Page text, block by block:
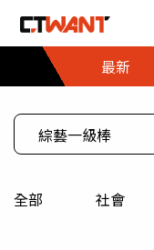
最新
全部 社會